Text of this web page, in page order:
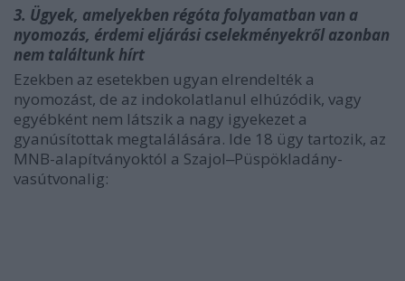
3. Ügyek, amelyekben régóta folyamatban van a
nyomozás, érdemi eljárási cselekményekről azonban
nem találtunk hírt
Ezekben az esetekben ugyan elrendelték a
nyomozást, de az indokolatlanul elhúzódik, vagy
egyébként nem látszik a nagy igyekezet a
gyanúsítottak megtalálására. Ide 18 ügy tartozik, az
MNB-alapítványoktól a Szajol‒Püspökladány-
vasútvonalig: